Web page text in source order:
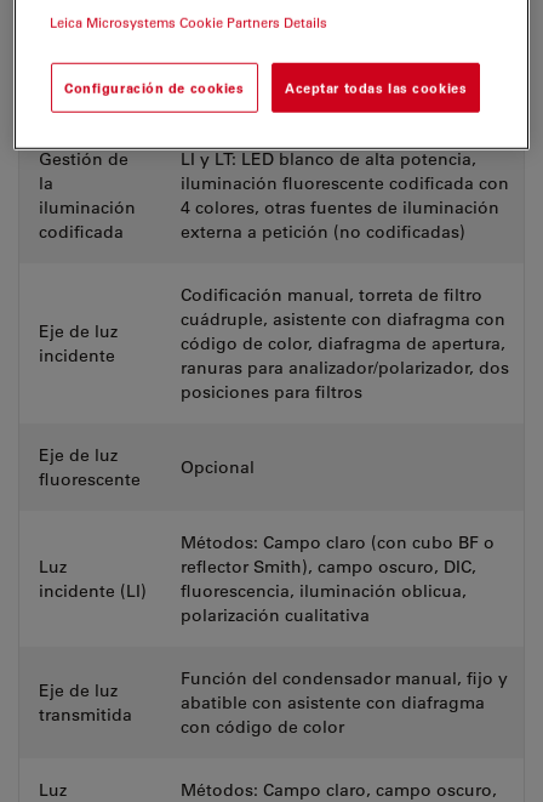
Accesorios
ergonómicos
ergonómicos disponible (ErgoTubes,
ErgoLift, ErgoModules)
Gestión de
la
iluminación
codificada
LI y LT: LED blanco de alta potencia,
iluminación fluorescente codificada con
4 colores, otras fuentes de iluminación
externa a petición (no codificadas)
Eje de luz
incidente
Codificación manual, torreta de filtro
cuádruple, asistente con diafragma con
código de color, diafragma de apertura,
ranuras para analizador/polarizador, dos
posiciones para filtros
Eje de luz
fluorescente
Opcional
Luz
incidente (LI)
Métodos: Campo claro (con cubo BF o
reflector Smith), campo oscuro, DIC,
fluorescencia, iluminación oblicua,
polarización cualitativa
Eje de luz
transmitida
Función del condensador manual, fijo y
abatible con asistente con diafragma
con código de color
Luz
Métodos: Campo claro, campo oscuro,
Leica Microsystems Cookie Partners Details
Configuración de cookies Aceptar todas las cookies